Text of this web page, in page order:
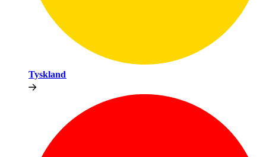
Tyskland​​